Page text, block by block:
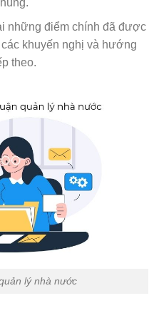
những điểm chính đã được
khuyến nghị và hướng
theo.
lý nhà nước